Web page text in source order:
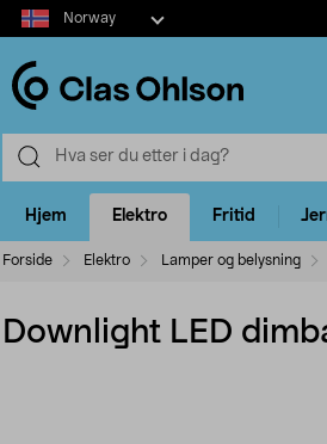
Select
market
Norway
Hjem Elektro Fritid
Forside Elektro Lamper og belysning
Downlight LED